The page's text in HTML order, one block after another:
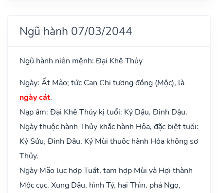
Ngũ hành 07/03/2044
Ngũ hành niên mệnh: Đại Khê Thủy
Ngày: Ất Mão; tức Can Chi tương đồng (Mộc), là
ngày cát.
Nạp âm: Đại Khê Thủy kị tuổi: Kỷ Dậu, Đinh Dậu.
Ngày thuộc hành Thủy khắc hành Hỏa, đặc biệt tuổi:
Kỷ Sửu, Đinh Dậu, Kỷ Mùi thuộc hành Hỏa không sợ
Thủy.
Ngày Mão lục hợp Tuất, tam hợp Mùi và Hợi thành
Mộc cục. Xung Dậu, hình Tý, hại Thìn, phá Ngọ,